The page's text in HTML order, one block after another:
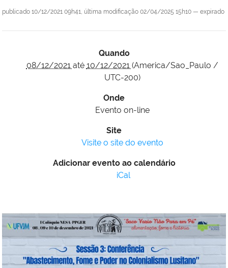
publicado 10/12/2021 09h41, última modificação 02/04/2025 15h10 — expirado
Quando
08/12/2021 até 10/12/2021 (America/Sao_Paulo /
UTC-200)
Onde
Evento on-line
Site
Visite o site do evento
Adicionar evento ao calendário
iCal